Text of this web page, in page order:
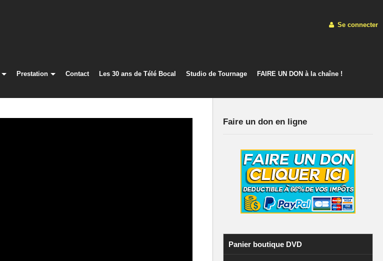
Se connecter
Prestation Contact Les 30 ans de Télé Bocal Studio de Tournage FAIRE UN DON à la chaîne !
Faire un don en ligne
Panier boutique DVD